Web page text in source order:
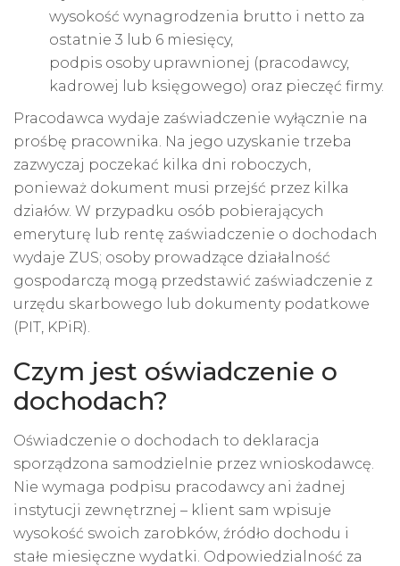
wysokość wynagrodzenia brutto i netto za
ostatnie 3 lub 6 miesięcy,
podpis osoby uprawnionej (pracodawcy,
kadrowej lub księgowego) oraz pieczęć firmy.
Pracodawca wydaje zaświadczenie wyłącznie na
prośbę pracownika. Na jego uzyskanie trzeba
zazwyczaj poczekać kilka dni roboczych,
ponieważ dokument musi przejść przez kilka
działów. W przypadku osób pobierających
emeryturę lub rentę zaświadczenie o dochodach
wydaje ZUS; osoby prowadzące działalność
gospodarczą mogą przedstawić zaświadczenie z
urzędu skarbowego lub dokumenty podatkowe
(PIT, KPiR).
Czym jest oświadczenie o
dochodach?
Oświadczenie o dochodach to deklaracja
sporządzona samodzielnie przez wnioskodawcę.
Nie wymaga podpisu pracodawcy ani żadnej
instytucji zewnętrznej – klient sam wpisuje
wysokość swoich zarobków, źródło dochodu i
stałe miesięczne wydatki. Odpowiedzialność za